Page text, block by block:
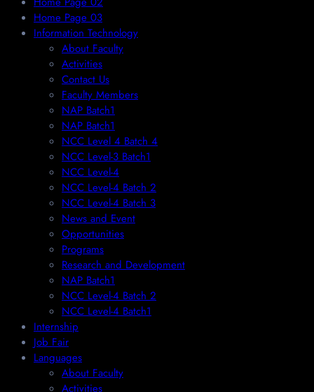
Home Page 03
Information Technology
About Faculty
Activities
Contact Us
Faculty Members
NAP Batch1
NAP Batch1
NCC Level 4 Batch 4
NCC Level-3 Batch1
NCC Level-4
NCC Level-4 Batch 2
NCC Level-4 Batch 3
News and Event
Opportunities
Programs
Research and Development
NAP Batch1
NCC Level-4 Batch 2
NCC Level-4 Batch1​
Internship
Job Fair
Languages
About Faculty
Activities